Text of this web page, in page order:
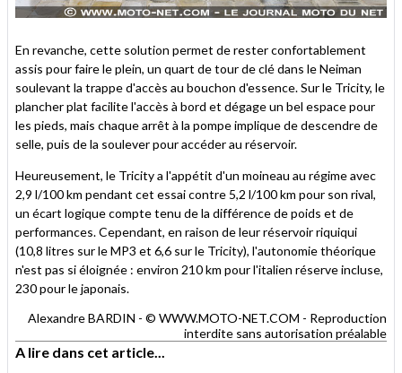
En revanche, cette solution permet de rester confortablement
assis pour faire le plein, un quart de tour de clé dans le Neiman
soulevant la trappe d'accès au bouchon d'essence. Sur le Tricity, le
plancher plat facilite l'accès à bord et dégage un bel espace pour
les pieds, mais chaque arrêt à la pompe implique de descendre de
selle, puis de la soulever pour accéder au réservoir.
Heureusement, le Tricity a l'appétit d'un moineau au régime avec
2,9 l/100 km pendant cet essai contre 5,2 l/100 km pour son rival,
un écart logique compte tenu de la différence de poids et de
performances. Cependant, en raison de leur réservoir riquiqui
(10,8 litres sur le MP3 et 6,6 sur le Tricity), l'autonomie théorique
n'est pas si éloignée : environ 210 km pour l'italien réserve incluse,
230 pour le japonais.
Alexandre BARDIN - © WWW.MOTO-NET.COM - Reproduction
interdite sans autorisation préalable
A lire dans cet article...